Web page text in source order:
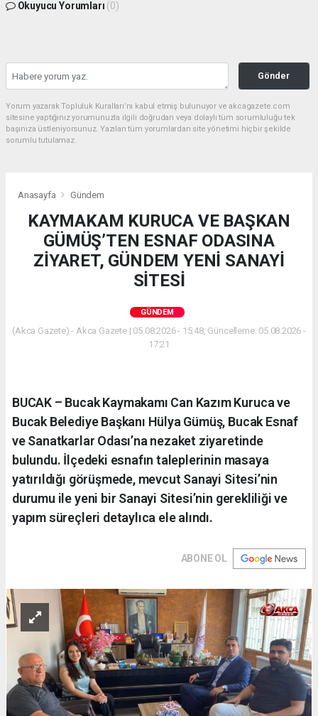
Okuyucu Yorumları (0)
Gönder
Yorum yazarak Topluluk Kuralları’nı kabul etmiş bulunuyor ve akcagazete.com
sitesine yaptığınız yorumunuzla ilgili doğrudan veya dolaylı tüm sorumluluğu tek
başınıza üstleniyorsunuz. Yazılan tüm yorumlardan site yönetimi hiçbir şekilde
sorumlu tutulamaz.
Anasayfa Gündem
KAYMAKAM KURUCA VE BAŞKAN
GÜMÜŞ’TEN ESNAF ODASINA
ZİYARET, GÜNDEM YENİ SANAYİ
SİTESİ
GÜNDEM
(Akca Gazete) - Akca Gazete | 05.08.2026 - 15:48, Güncelleme: 05.08.2026 -
17:21
BUCAK – Bucak Kaymakamı Can Kazım Kuruca ve
Bucak Belediye Başkanı Hülya Gümüş, Bucak Esnaf
ve Sanatkarlar Odası’na nezaket ziyaretinde
bulundu. İlçedeki esnafın taleplerinin masaya
yatırıldığı görüşmede, mevcut Sanayi Sitesi’nin
durumu ile yeni bir Sanayi Sitesi’nin gerekliliği ve
yapım süreçleri detaylıca ele alındı.
ABONE OL